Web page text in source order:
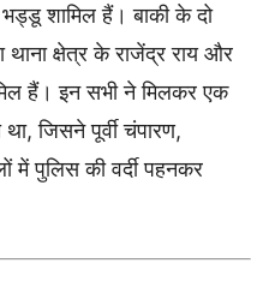
शामिल हैं। बाकी के दो
थाना क्षेत्र के राजेंद्र राय और
हैं। इन सभी ने मिलकर एक
जिसने पूर्वी चंपारण,
पुलिस की वर्दी पहनकर